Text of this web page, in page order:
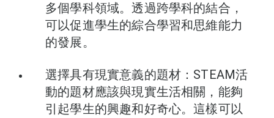
多個學科領域。透過跨學科的結合，
可以促進學生的綜合學習和思維能力
的發展。
選擇具有現實意義的題材：STEAM活
動的題材應該與現實生活相關，能夠
引起學生的興趣和好奇心。這樣可以